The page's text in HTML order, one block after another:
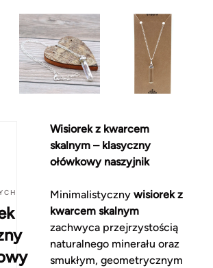
Wisiorek z kwarcem
skalnym – klasyczny
ołówkowy naszyjnik
Minimalistyczny wisiorek z
kwarcem skalnym
zachwyca przejrzystością
naturalnego minerału oraz
smukłym, geometrycznym